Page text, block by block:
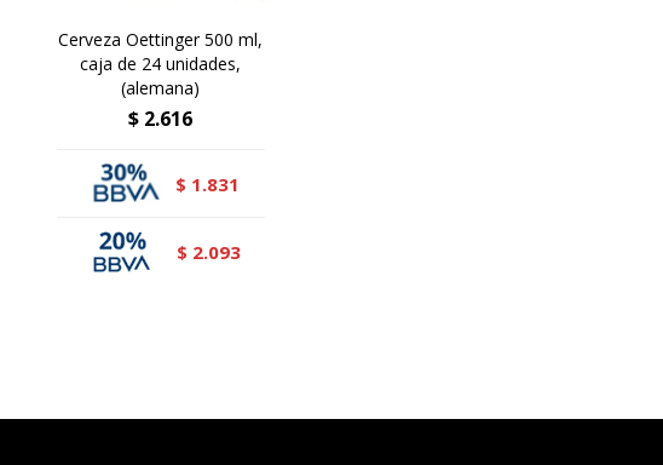
Cerveza Oettinger 500 ml,
caja de 24 unidades,
(alemana)
$ 2.616
$ 1.831
$ 2.093